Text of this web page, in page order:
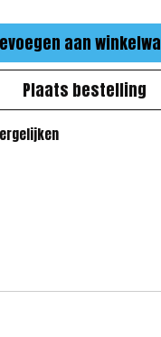
aan
Plaats bestelling